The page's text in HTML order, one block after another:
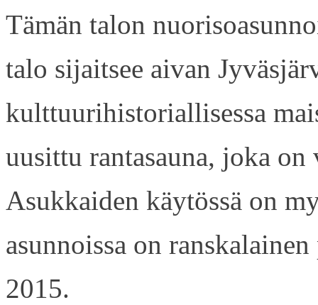
Tämän talon
talo sijaitsee aivan
kulttuurihistoriallisessa
uusittu rantasauna, joka
Asukkaiden käytössä on
asunnoissa on
2015.